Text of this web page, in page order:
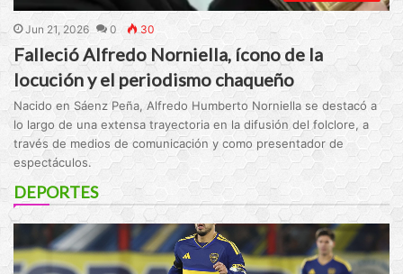
Jun 21, 2026 0 30
Falleció Alfredo Norniella, ícono de la
locución y el periodismo chaqueño
Nacido en Sáenz Peña, Alfredo Humberto Norniella se destacó a
lo largo de una extensa trayectoria en la difusión del folclore, a
través de medios de comunicación y como presentador de
espectáculos.
DEPORTES